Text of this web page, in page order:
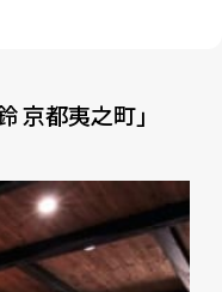
京都夷之町」